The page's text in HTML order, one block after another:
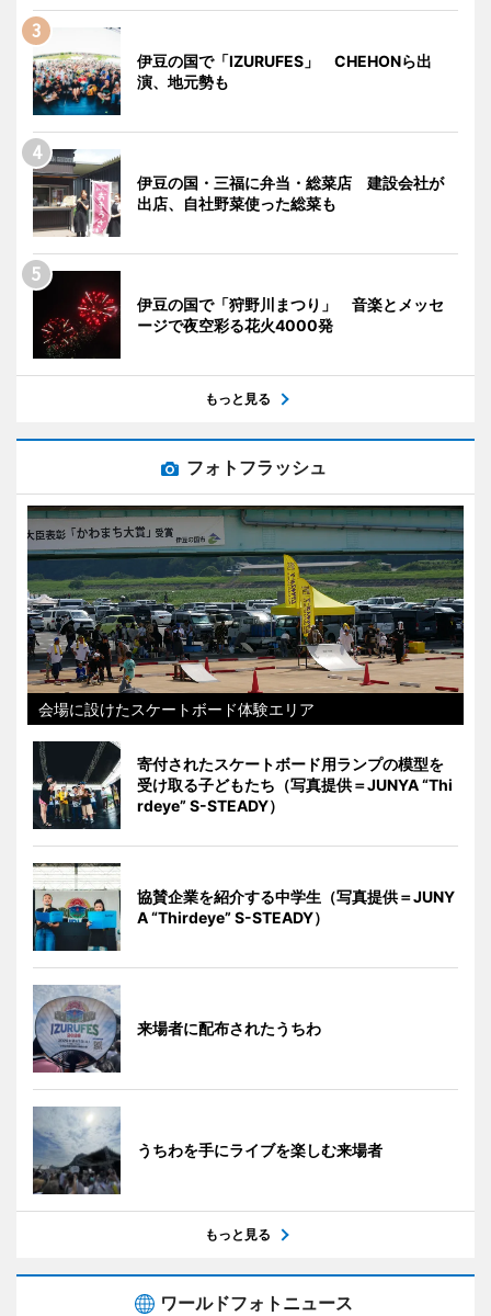
伊豆の国で「IZURUFES」 CHEHONら出
演、地元勢も
伊豆の国・三福に弁当・総菜店 建設会社が
出店、自社野菜使った総菜も
伊豆の国で「狩野川まつり」 音楽とメッセ
ージで夜空彩る花火4000発
もっと見る
フォトフラッシュ
会場に設けたスケートボード体験エリア
寄付されたスケートボード用ランプの模型を
受け取る子どもたち（写真提供＝JUNYA “Thi
rdeye” S-STEADY）
協賛企業を紹介する中学生（写真提供＝JUNY
A “Thirdeye” S-STEADY）
来場者に配布されたうちわ
うちわを手にライブを楽しむ来場者
もっと見る
ワールドフォトニュース